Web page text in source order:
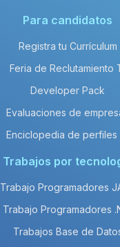
Para candidatos
Registra tu Currículum
Feria de Reclutamiento
Developer Pack
Evaluaciones de
Enciclopedia de perfiles
Trabajos por
Trabajo Programadores
Trabajo Programadores
Trabajos Base de